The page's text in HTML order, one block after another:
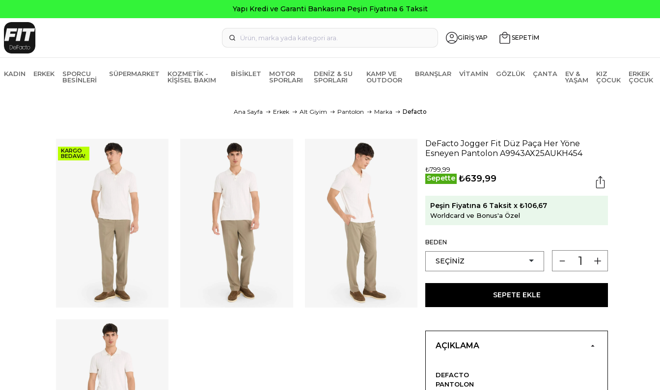
Yapı Kredi ve Garanti Bankasına Peşin Fiyatına 6 Taksit
GİRİŞ YAP SEPETİM
KADIN ERKEK
SPORCU
BESINLERI
SÜPERMARKET
KOZMETIK -
KIŞISEL BAKIM
BISIKLET
MOTOR
SPORLARI
DENIZ & SU
SPORLARI
KAMP VE
OUTDOOR
BRANŞLAR VITAMIN GÖZLÜK ÇANTA
EV &
YAŞAM
KIZ
ÇOCUK
ERKEK
ÇOCUK
Ana Sayfa Erkek Alt Giyim Pantolon Marka Defacto
KARGO
BEDAVA!
DeFacto Jogger Fit Düz Paça Her Yöne
Esneyen Pantolon A9943AX25AUKH454
₺799,99
Sepette ₺639,99
Peşin Fiyatına 6 Taksit x ₺106,67
Worldcard ve Bonus'a Özel
BEDEN
SEPETE EKLE
AÇIKLAMA
DEFACTO
PANTOLON